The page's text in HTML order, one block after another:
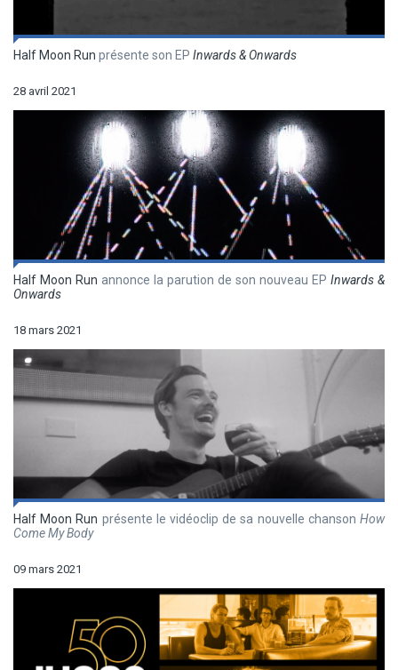
Half Moon Run présente son EP Inwards & Onwards
28 avril 2021
Half Moon Run annonce la parution de son nouveau EP Inwards &
Onwards
18 mars 2021
Half Moon Run présente le vidéoclip de sa nouvelle chansonHow
Come My Body
09 mars 2021